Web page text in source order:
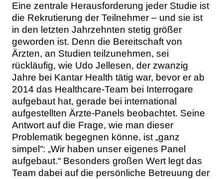
Eine zentrale Herausforderung jeder Studie ist
die Rekrutierung der Teilnehmer – und sie ist
in den letzten Jahrzehnten stetig größer
geworden ist. Denn die Bereitschaft von
Ärzten, an Studien teilzunehmen, sei
rückläufig, wie Udo Jellesen, der zwanzig
Jahre bei Kantar Health tätig war, bevor er ab
2014 das Healthcare-Team bei Interrogare
aufgebaut hat, gerade bei international
aufgestellten Ärzte-Panels beobachtet. Seine
Antwort auf die Frage, wie man dieser
Problematik begegnen könne, ist „ganz
simpel“: „Wir haben unser eigenes Panel
aufgebaut.“ Besonders großen Wert legt das
Team dabei auf die persönliche Betreuung der